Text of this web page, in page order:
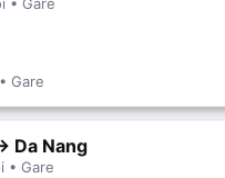
Gare
Da Nang
• Gare